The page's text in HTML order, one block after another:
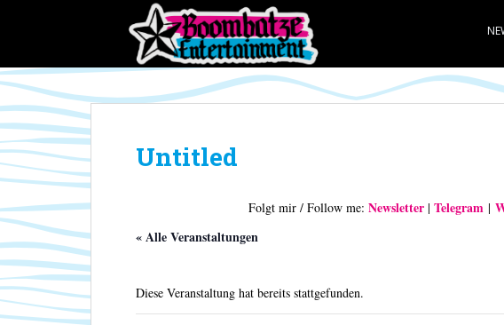
p
t
o
m
a
c
t
e
n
Untitled
Folgt mir / Follow me: Newsletter | Telegram |
« Alle Veranstaltungen
Diese Veranstaltung hat bereits stattgefunden.